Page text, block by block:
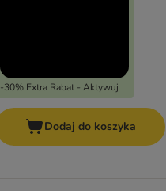
-30% Extra Rabat - Aktywuj
Dodaj do koszyka